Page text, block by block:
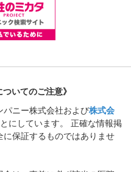
いてのご注意》
パニー株式会社および株式会
にしています。 正確な情報掲
保証するものではありませ